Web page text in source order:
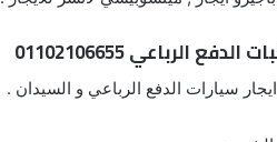
الرباعي 01102106655
سيارات الدفع الرباعي و السيدان .